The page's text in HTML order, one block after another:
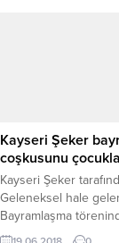
Kayseri Şeker
coşkusunu
Kayseri Şeker
Geleneksel hale
Bayramlaşma
aldıkları hediyelerle